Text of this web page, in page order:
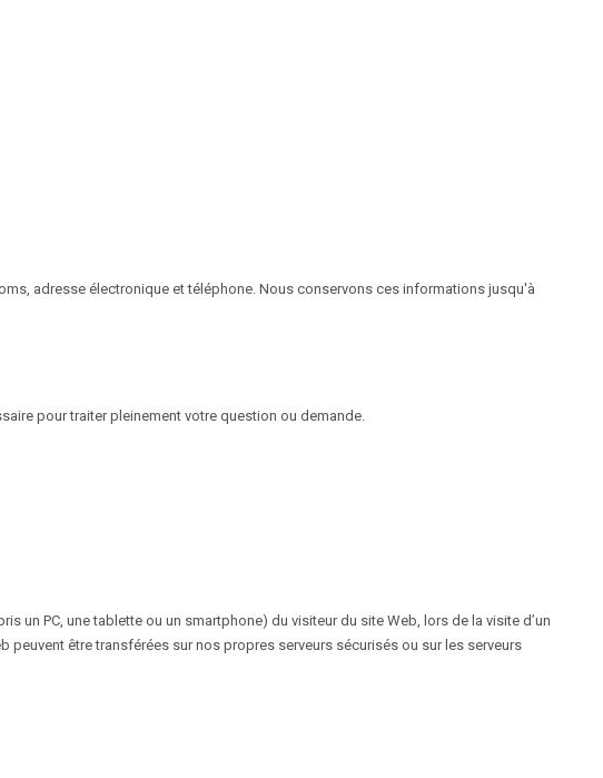
adresse électronique et téléphone. Nous conservons ces informations jusqu'à
pour traiter pleinement votre question ou demande.
un PC, une tablette ou un smartphone) du visiteur du site Web, lors de la visite d’un
être transférées sur nos propres serveurs sécurisés ou sur les serveurs